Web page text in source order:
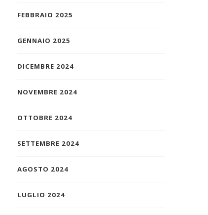
FEBBRAIO 2025
GENNAIO 2025
DICEMBRE 2024
NOVEMBRE 2024
OTTOBRE 2024
SETTEMBRE 2024
AGOSTO 2024
LUGLIO 2024